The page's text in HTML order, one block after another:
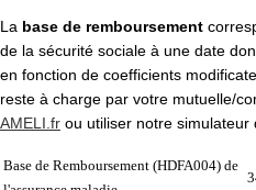
La base de remboursement
de la sécurité sociale à une date
en fonction de coefficients
reste à charge par votre mutuelle/
AMELI.fr ou utiliser notre simulateur
Base de Remboursement (HDFA004) de